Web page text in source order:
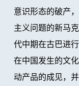
意识形态的破产
主义问题的新马
代中期在古巴进
在中国发生的文
动产品的成见，